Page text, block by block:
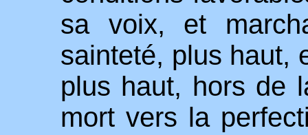
sa voix, et
sainteté, plus haut,
plus haut, hors de
mort vers la